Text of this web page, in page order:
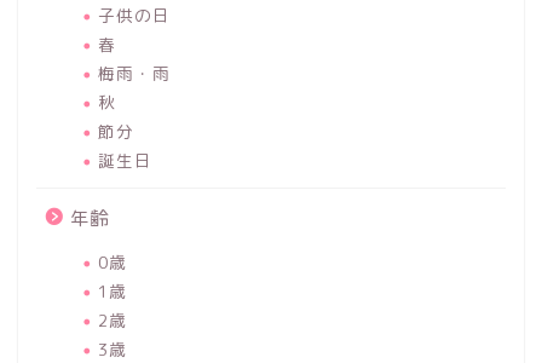
子供の日
春
梅雨・雨
秋
節分
誕生日
年齢
0歳
1歳
2歳
3歳